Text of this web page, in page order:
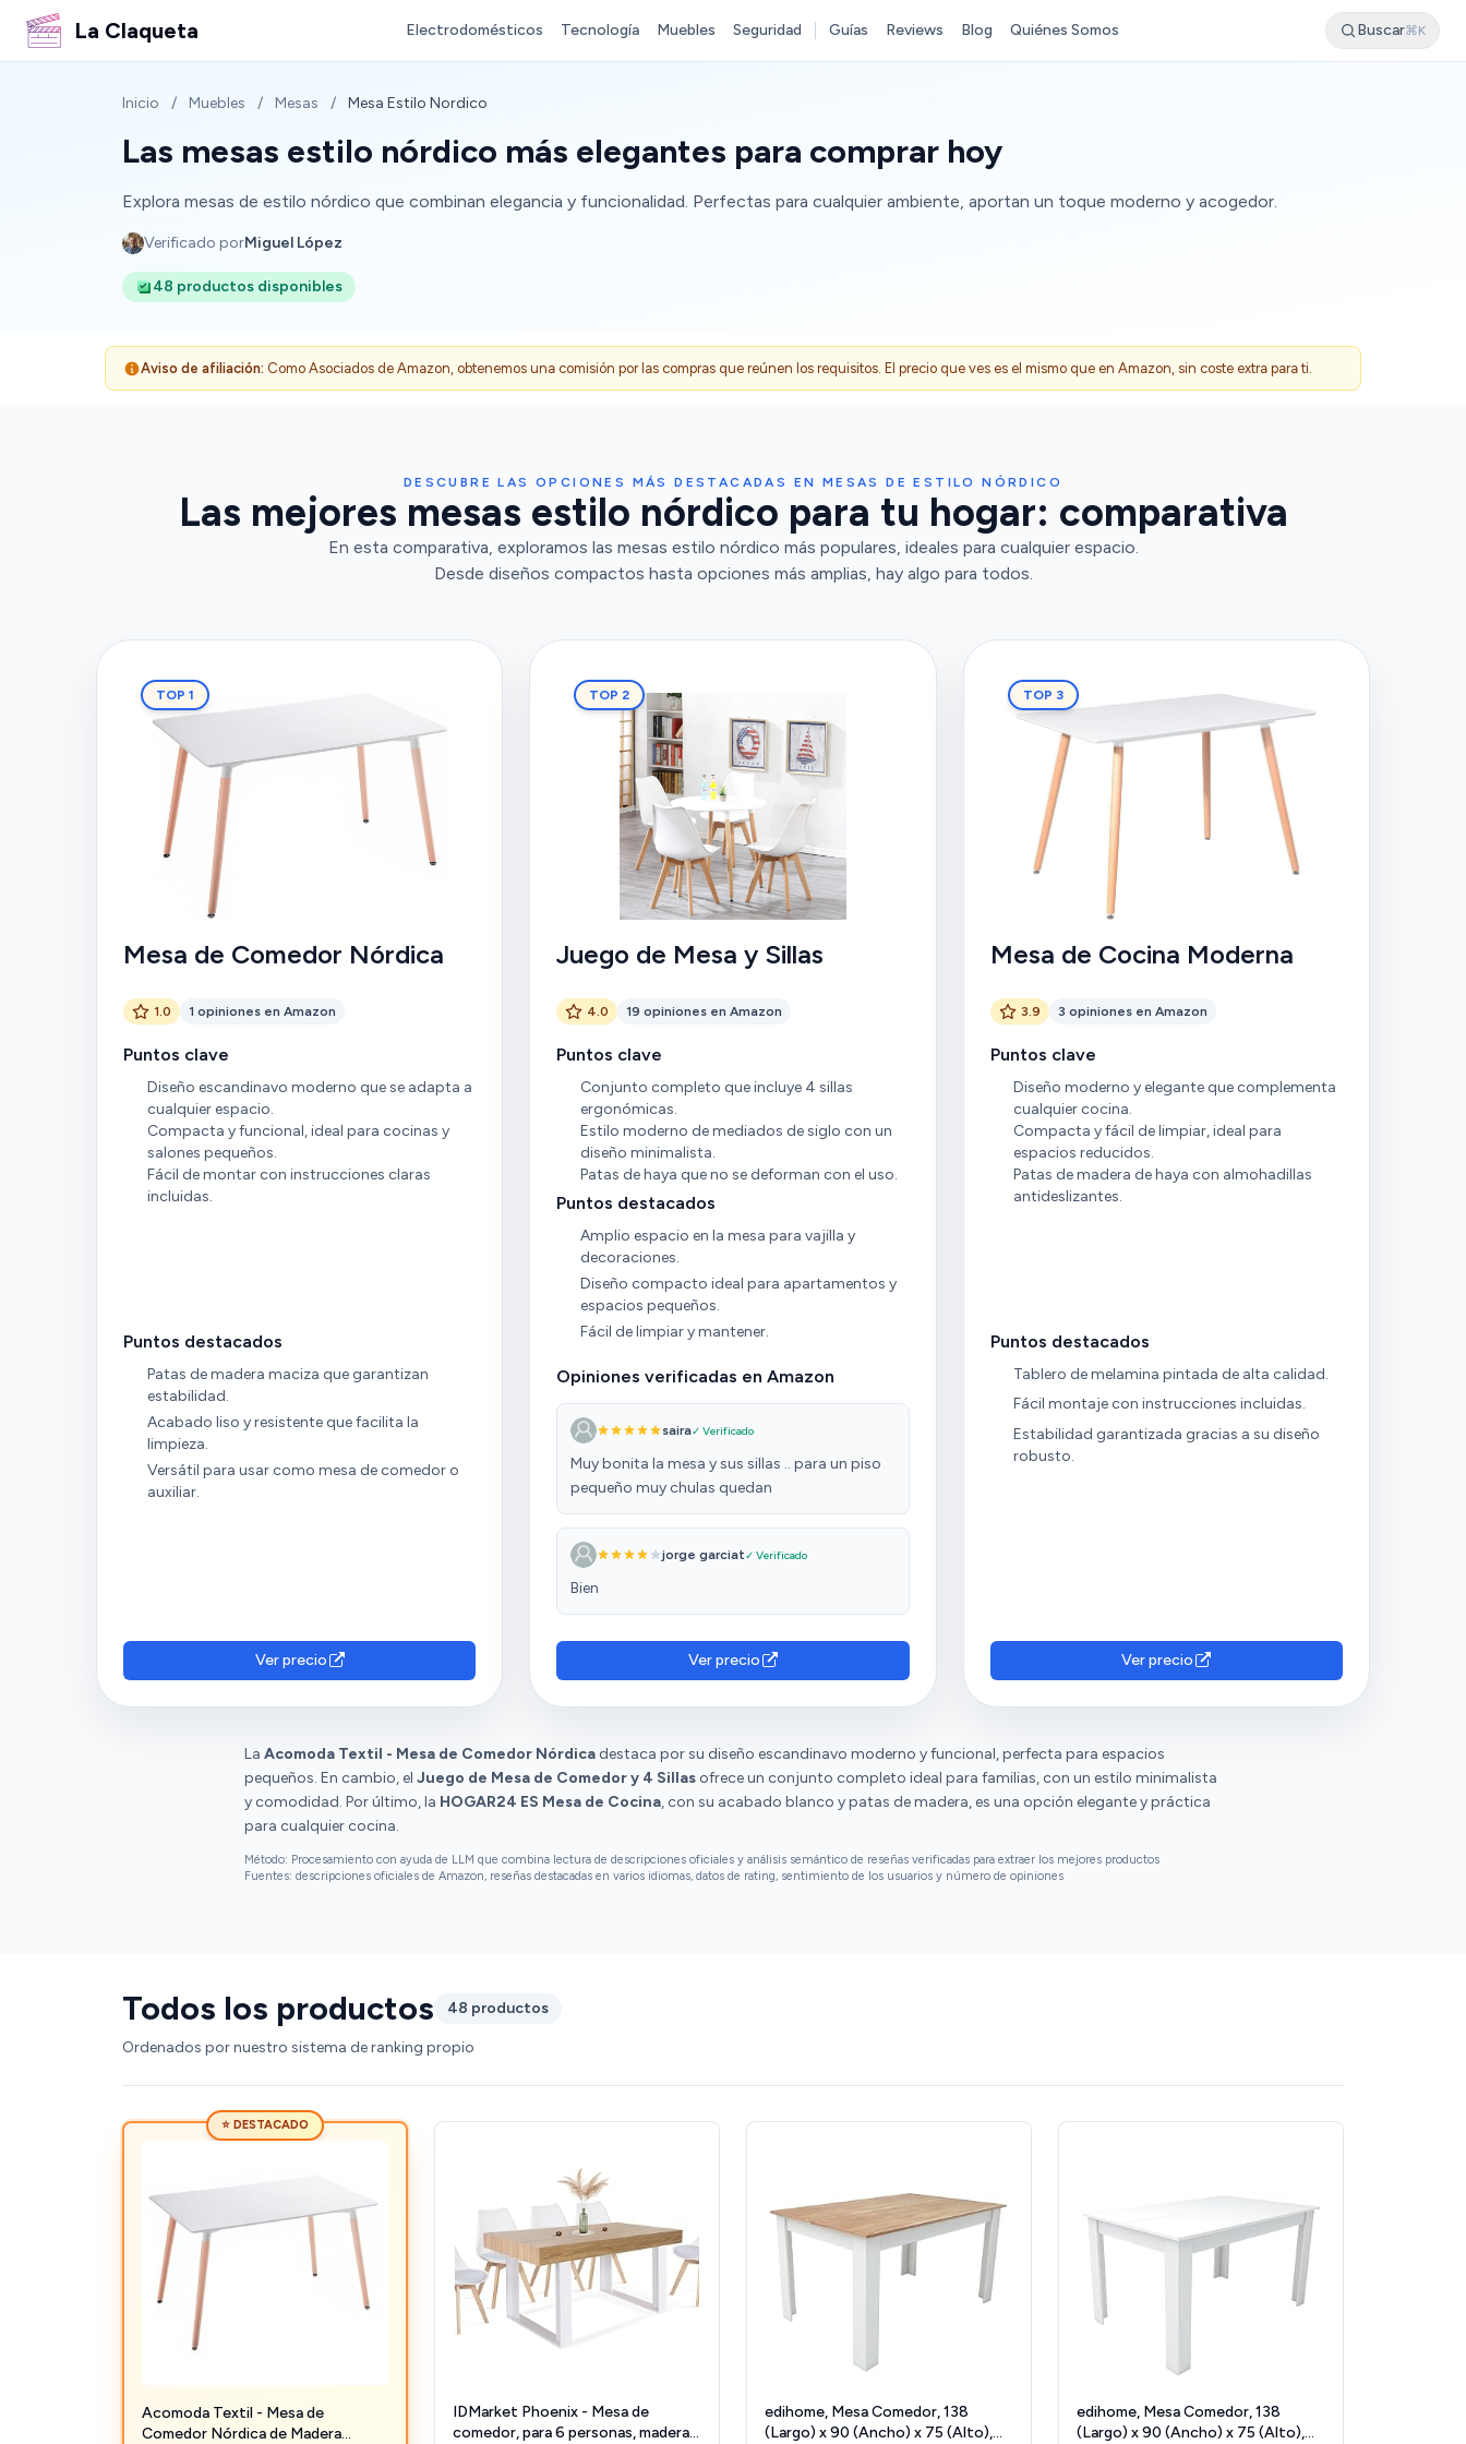
La Claqueta Electrodomésticos Tecnología Muebles Seguridad Guías Reviews Blog Quiénes Somos Buscar⌘K
Inicio / Muebles / Mesas / Mesa Estilo Nordico
Las mesas estilo nórdico más elegantes para comprar hoy
Explora mesas de estilo nórdico que combinan elegancia y funcionalidad. Perfectas para cualquier ambiente, aportan un toque moderno y acogedor.
Verificado porMiguel López
48 productos disponibles
Aviso de afiliación: Como Asociados de Amazon, obtenemos una comisión por las compras que reúnen los requisitos. El precio que ves es el mismo que en Amazon, sin coste extra para ti.
DESCUBRE LAS OPCIONES MÁS DESTACADAS EN MESAS DE ESTILO NÓRDICO
Las mejores mesas estilo nórdico para tu hogar: comparativa
En esta comparativa, exploramos las mesas estilo nórdico más populares, ideales para cualquier espacio.
Desde diseños compactos hasta opciones más amplias, hay algo para todos.
TOP 1
Mesa de Comedor Nórdica
1.0 1 opiniones en Amazon
Puntos clave
Diseño escandinavo moderno que se adapta a
cualquier espacio.
Compacta y funcional, ideal para cocinas y
salones pequeños.
Fácil de montar con instrucciones claras
incluidas.
Puntos destacados
Patas de madera maciza que garantizan
estabilidad.
Acabado liso y resistente que facilita la
limpieza.
Versátil para usar como mesa de comedor o
auxiliar.
Ver precio
TOP 2
Juego de Mesa y Sillas
4.0 19 opiniones en Amazon
Puntos clave
Conjunto completo que incluye 4 sillas
ergonómicas.
Estilo moderno de mediados de siglo con un
diseño minimalista.
Patas de haya que no se deforman con el uso.
Puntos destacados
Amplio espacio en la mesa para vajilla y
decoraciones.
Diseño compacto ideal para apartamentos y
espacios pequeños.
Fácil de limpiar y mantener.
Opiniones verificadas en Amazon
saira✓ Verificado
Muy bonita la mesa y sus sillas .. para un piso
pequeño muy chulas quedan
jorge garciat✓ Verificado
Bien
Ver precio
TOP 3
Mesa de Cocina Moderna
3.9 3 opiniones en Amazon
Puntos clave
Diseño moderno y elegante que complementa
cualquier cocina.
Compacta y fácil de limpiar, ideal para
espacios reducidos.
Patas de madera de haya con almohadillas
antideslizantes.
Puntos destacados
Tablero de melamina pintada de alta calidad.
Fácil montaje con instrucciones incluidas.
Estabilidad garantizada gracias a su diseño
robusto.
Ver precio
La Acomoda Textil - Mesa de Comedor Nórdica destaca por su diseño escandinavo moderno y funcional, perfecta para espacios
pequeños. En cambio, el Juego de Mesa de Comedor y 4 Sillas ofrece un conjunto completo ideal para familias, con un estilo minimalista
y comodidad. Por último, la HOGAR24 ES Mesa de Cocina, con su acabado blanco y patas de madera, es una opción elegante y práctica
para cualquier cocina.
Método: Procesamiento con ayuda de LLM que combina lectura de descripciones oficiales y análisis semántico de reseñas verificadas para extraer los mejores productos
Fuentes: descripciones oficiales de Amazon, reseñas destacadas en varios idiomas, datos de rating, sentimiento de los usuarios y número de opiniones
Todos los productos 48 productos
Ordenados por nuestro sistema de ranking propio
⭐ DESTACADO
Acomoda Textil - Mesa de
Comedor Nórdica de Madera
IDMarket Phoenix - Mesa de
comedor, para 6 personas, madera y
edihome, Mesa Comedor, 138
(Largo) x 90 (Ancho) x 75 (Alto),
edihome, Mesa Comedor, 138
(Largo) x 90 (Ancho) x 75 (Alto),